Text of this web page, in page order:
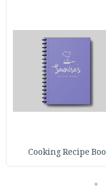
Cooking Recipe Boo
5